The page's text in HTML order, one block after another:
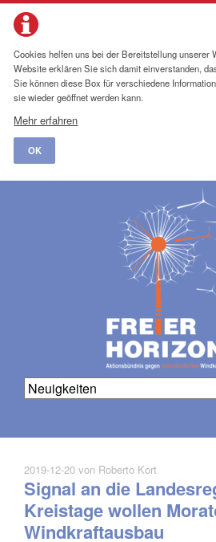
Cookies helfen uns bei der Bereitstellung unserer
Website erklären Sie sich damit einverstanden,
Sie können diese Box für verschiedene
sie wieder geöffnet werden kann.
Mehr erfahren
OK
2019-12-20von Roberto Kort
Signal an die
Kreistage wollen
Windkraftausbau